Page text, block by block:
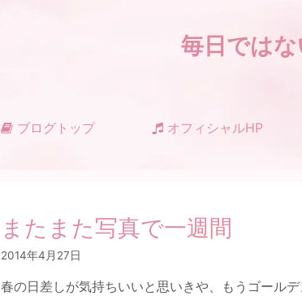
毎日では
ブログトップ オフィシャルHP
またまた写真で一週間
2014年4月27日
春の日差しが気持ちいいと思いきや、もうゴールデ